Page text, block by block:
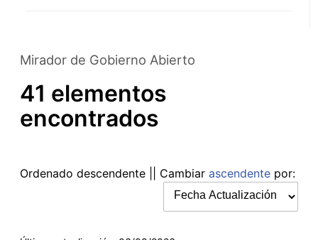
Mirador de Gobierno Abierto
41 elementos
encontrados
Ordenado descendente || Cambiar ascendente por: